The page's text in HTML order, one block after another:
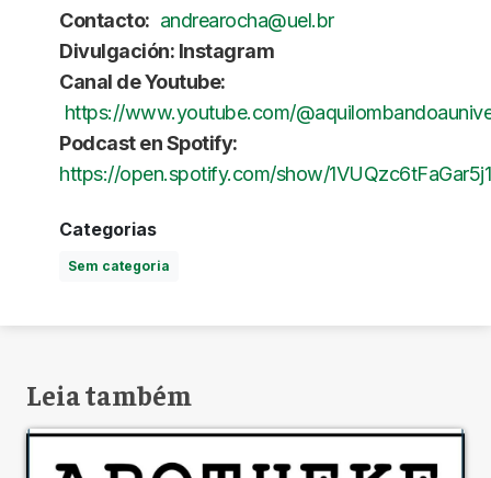
Contacto: andrearocha@uel.br
Divulgación: Instagram
Canal de Youtube:
https://www.youtube.com/
Podcast en Spotify:
https://open.spotify.com/show/
Categorias
Sem categoria
Leia também